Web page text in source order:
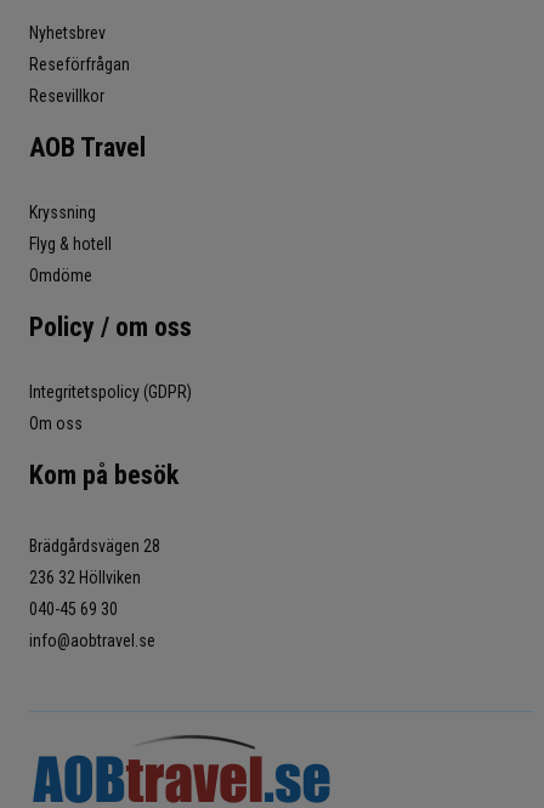
Nyhetsbrev
Reseförfrågan
Resevillkor
AOB Travel
Kryssning
Flyg & hotell
Omdöme
Policy / om oss
Integritetspolicy (GDPR)
Om oss
Kom på besök
Brädgårdsvägen 28
236 32 Höllviken
040-45 69 30
info@aobtravel.se